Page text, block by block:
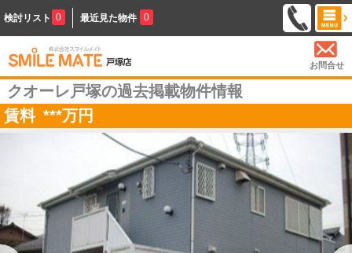
検討リスト 0 最近見た物件 0
お問合せ
クオーレ戸塚の過去掲載物件情報
賃料 ***万円